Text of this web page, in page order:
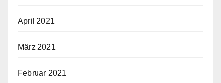
April 2021
März 2021
Februar 2021